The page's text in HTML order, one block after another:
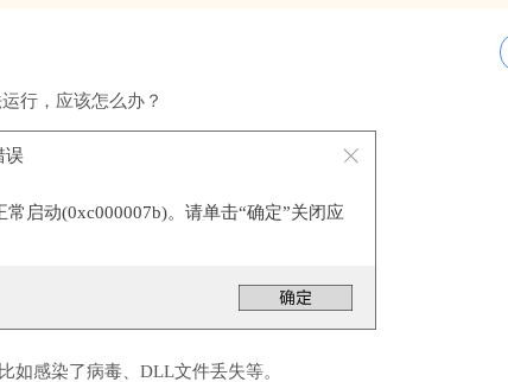
行，应该怎么办？
误
常启动(0xc000007b)。请单击“确定”关闭应
如感染了病毒、DLL文件丢失等。